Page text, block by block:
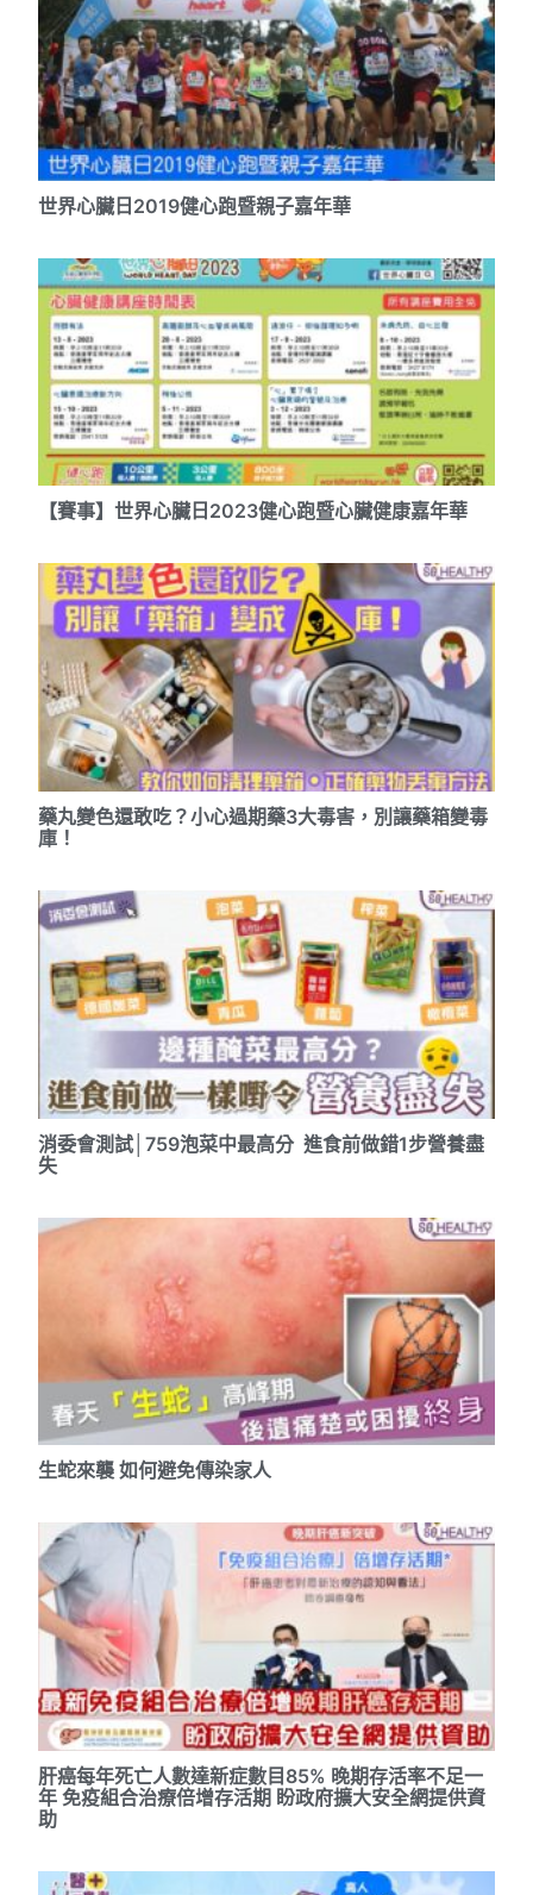
世界心臟日2019健心跑暨親子嘉年華
【賽事】世界心臟日2023健心跑暨心臟健康嘉年華
藥丸變色還敢吃？小心過期藥3大毒害，別讓藥箱變毒
庫！
消委會測試│759泡菜中最高分 進食前做錯1步營養盡
失
生蛇來襲 如何避免傳染家人
肝癌每年死亡人數達新症數目85% 晚期存活率不足一
年 免疫組合治療倍增存活期 盼政府擴大安全網提供資
助